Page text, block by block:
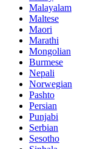
Malayalam
Maltese
Maori
Marathi
Mongolian
Burmese
Nepali
Norwegian
Pashto
Persian
Punjabi
Serbian
Sesotho